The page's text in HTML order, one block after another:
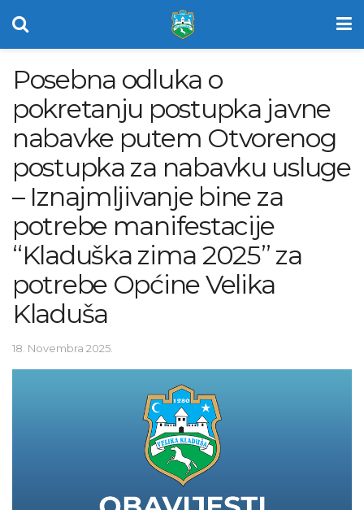
Posebna odluka o
pokretanju postupka javne
nabavke putem Otvorenog
postupka za nabavku usluge
– Iznajmljivanje bine za
potrebe manifestacije
“Kladuška zima 2025” za
potrebe Općine Velika
Kladuša
18. Novembra 2025.